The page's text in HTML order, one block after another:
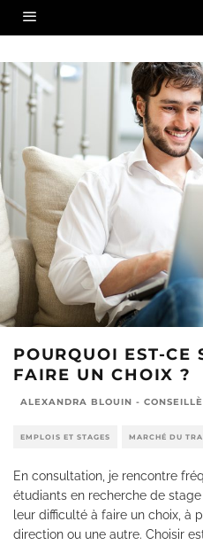
POURQUOI EST-
FAIRE UN CHOIX ?
ALEXANDRA BLOUIN -
EMPLOIS ET STAGES MARCHÉ DU
En consultation, je rencontre
étudiants en recherche de
leur difficulté à faire un choix, à
direction ou une autre. Choisir